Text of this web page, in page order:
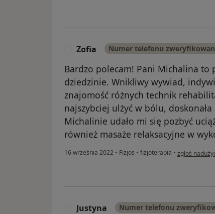
Zofia Numer telefonu
Bardzo polecam! Pani Michalina to
dziedzinie. Wnikliwy wywiad,
znajomość różnych technik
najszybciej ulżyć w bólu,
Michalinie udało mi się pozbyć
również masaże relaksacyjne w
16 września 2022 • Fizjos • fizjoterapia • w opinii
zgłoś
Justyna Numer telefonu